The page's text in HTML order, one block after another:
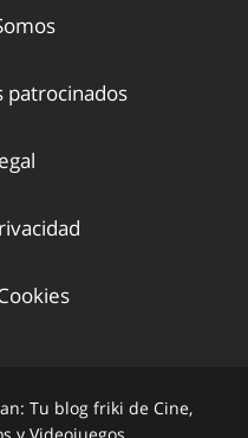
patrocinados
Tu blog friki de Cine,